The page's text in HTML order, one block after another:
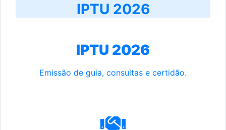
IPTU 2026
IPTU 2026
Emissão de guia, consultas e certidão.